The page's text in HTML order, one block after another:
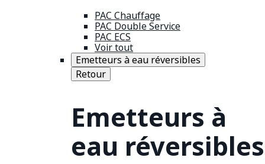
PAC Chauffage
PAC Double Service
PAC ECS
Voir tout
Emetteurs à eau réversibles
Retour
Emetteurs à
eau réversibles